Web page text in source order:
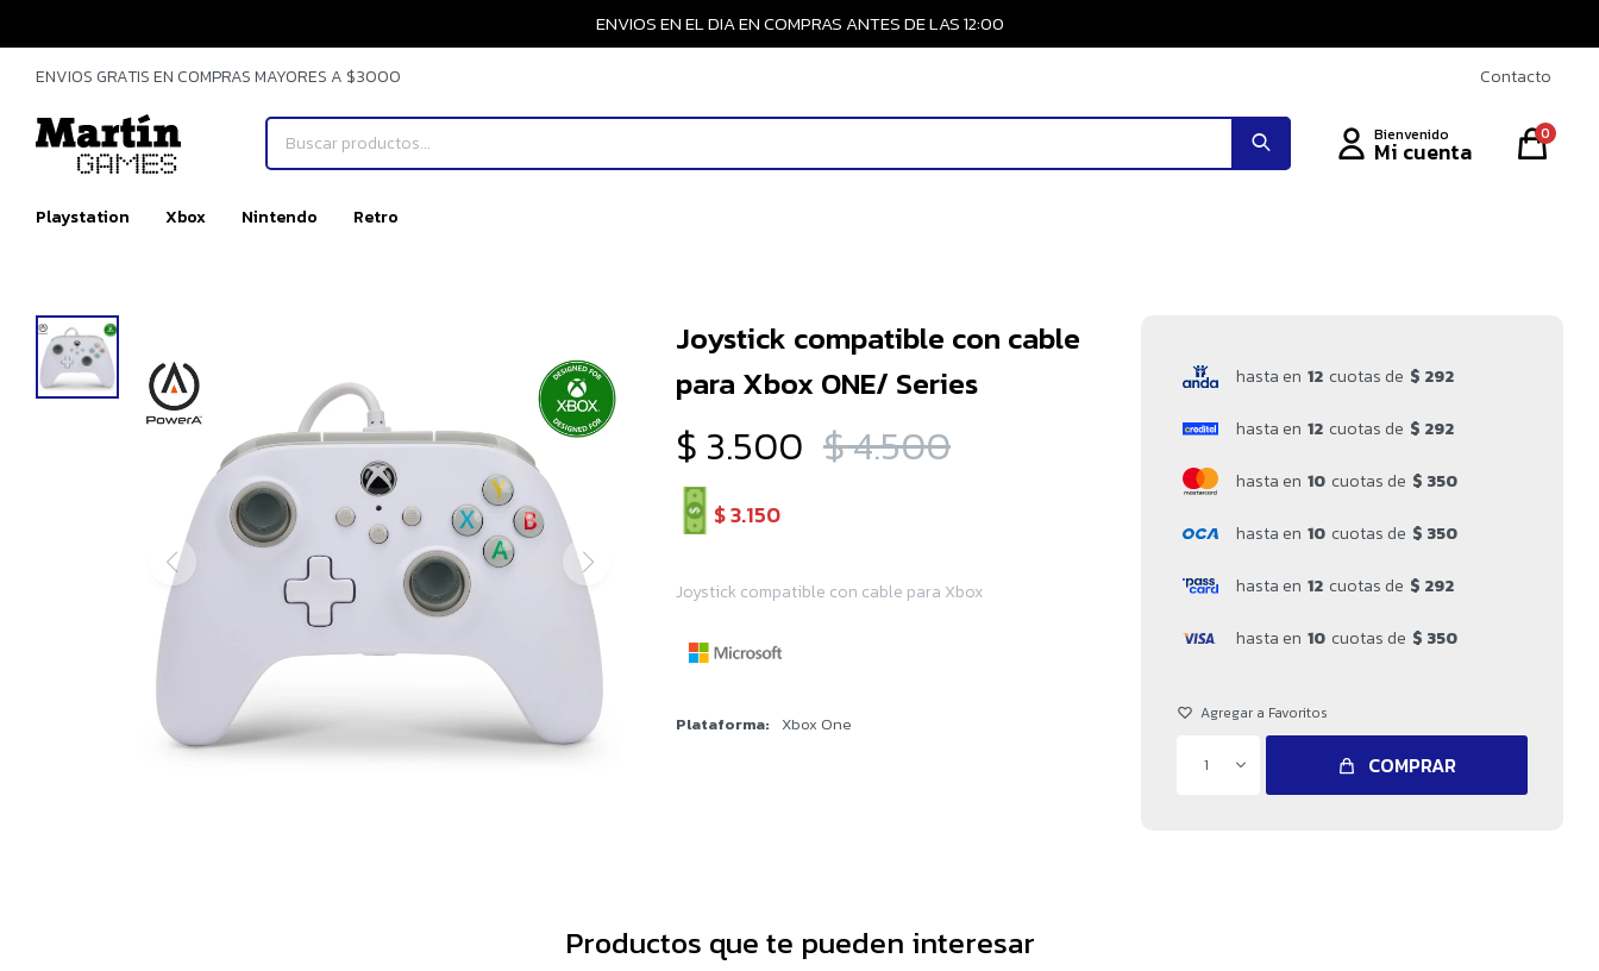
ENVIOS EN EL DIA EN COMPRAS ANTES DE LAS 12:00
Playstation Xbox Nintendo Retro
0
ENVIOS GRATIS EN COMPRAS MAYORES A $3000 Contacto
Joystick compatible con cable
para Xbox ONE/ Series
$ 3.500 $4.500
$3.150
Joystick compatible con cable para Xbox
Plataforma Xbox One
hasta en 12 cuotas de $ 292
hasta en 12 cuotas de $ 292
hasta en 10 cuotas de $ 350
hasta en 10 cuotas de $ 350
hasta en 12 cuotas de $ 292
hasta en 10 cuotas de $ 350
1 COMPRAR
Productos que te pueden interesar